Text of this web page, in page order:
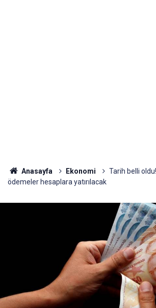
Anasayfa Ekonomi
Tarih belli
ödemeler hesaplara yatırılacak